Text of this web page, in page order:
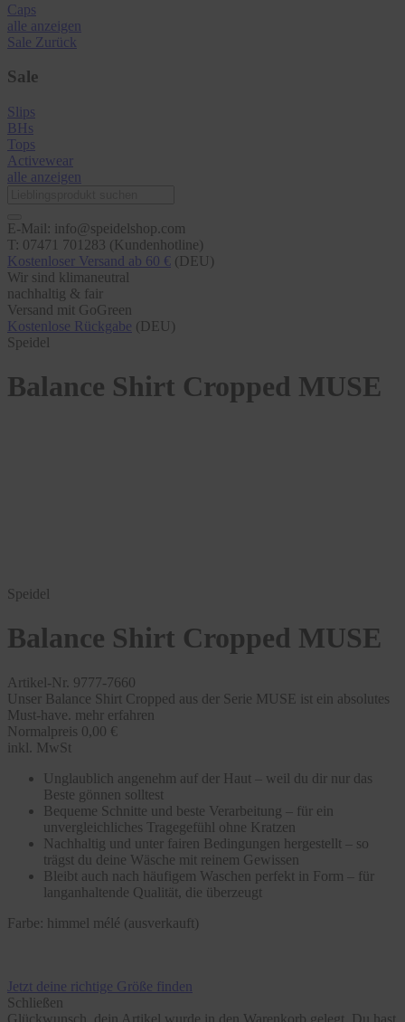
Caps
alle anzeigen
Sale Zurück
Sale
Slips
BHs
Tops
Activewear
alle anzeigen
E-Mail: info@speidelshop.com
T: 07471 701283 (Kundenhotline)
Kostenloser Versand ab 60 € (DEU)
Wir sind klimaneutral
nachhaltig & fair
Versand mit GoGreen
Kostenlose Rückgabe (DEU)
Speidel
Balance Shirt Cropped MUSE
Speidel
Balance Shirt Cropped MUSE
Artikel-Nr. 9777-7660
Unser Balance Shirt Cropped aus der Serie MUSE ist ein absolutes
Must-have. mehr erfahren
Normalpreis 0,00 €
inkl. MwSt
Unglaublich angenehm auf der Haut – weil du dir nur das
Beste gönnen solltest
Bequeme Schnitte und beste Verarbeitung – für ein
unvergleichliches Tragegefühl ohne Kratzen
Nachhaltig und unter fairen Bedingungen hergestellt – so
trägst du deine Wäsche mit reinem Gewissen
Bleibt auch nach häufigem Waschen perfekt in Form – für
langanhaltende Qualität, die überzeugt
Farbe: himmel mélé (ausverkauft)
Jetzt deine richtige Größe finden
Schließen
Glückwunsch, dein Artikel wurde in den Warenkorb gelegt. Du hast